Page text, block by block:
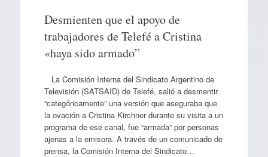
Desmienten que el apoyo de
trabajadores de Telefé a Cristina
«haya sido armado”
La Comisión Interna del Sindicato Argentino de
Televisión (SATSAID) de Telefé, salió a desmentir
“categóricamente” una versión que aseguraba que
la ovación a Cristina Kirchner durante su visita a un
programa de ese canal, fue “armada” por personas
ajenas a la emisora. A través de un comunicado de
prensa, la Comisión Interna del Sindicato…